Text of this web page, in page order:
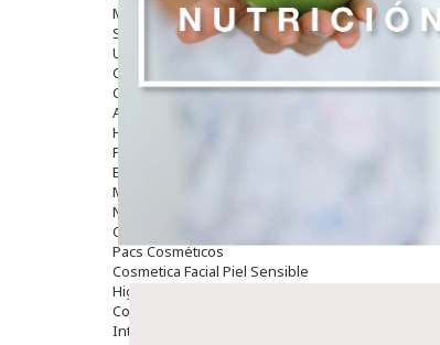
Mascarillas
Solares
Utensilios
Cosmética Capilar
Cosmética Corporal
Anticelulíticos
Hidratantes Corporales
Perfumes Y Colonias
Exfoliantes Corporales
Manos Y Uñas
Nutricosmética
Cosmetica De Pies
Pacs Cosméticos
Cosmetica Facial Piel Sensible
Higiene
Corporal
Intima